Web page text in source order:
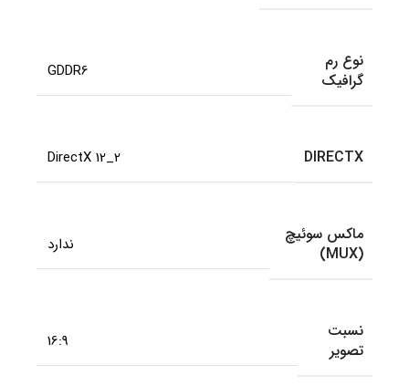
نوع رم
گرافیک
GDDR6
DIRECTX
DirectX 12_2
ماکس سوئیچ
(MUX)
ندارد
نسبت
تصویر
16:9